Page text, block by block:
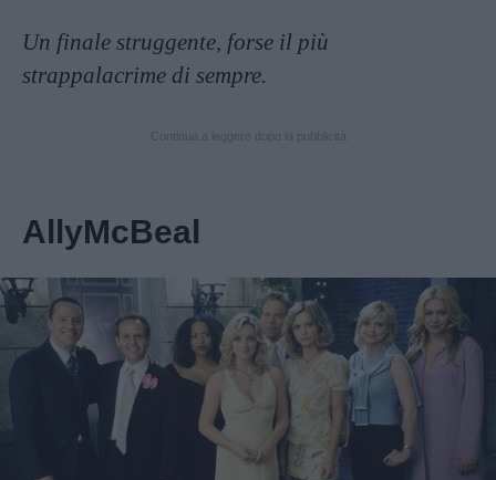
Un finale struggente, forse il più
strappalacrime di sempre.
AllyMcBeal